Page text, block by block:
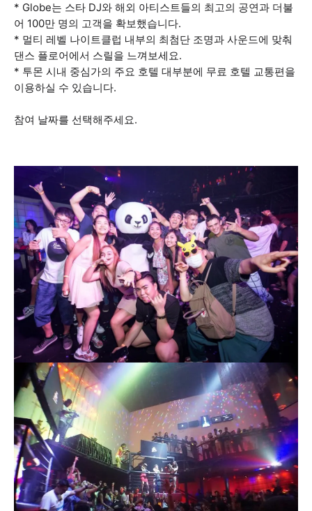
* Globe는 스타 DJ와 해외 아티스트들의 최고의 공연과 더불
어 100만 명의 고객을 확보했습니다.
* 멀티 레벨 나이트클럽 내부의 최첨단 조명과 사운드에 맞춰
댄스 플로어에서 스릴을 느껴보세요.
* 투몬 시내 중심가의 주요 호텔 대부분에 무료 호텔 교통편을
이용하실 수 있습니다.
참여 날짜를 선택해주세요.